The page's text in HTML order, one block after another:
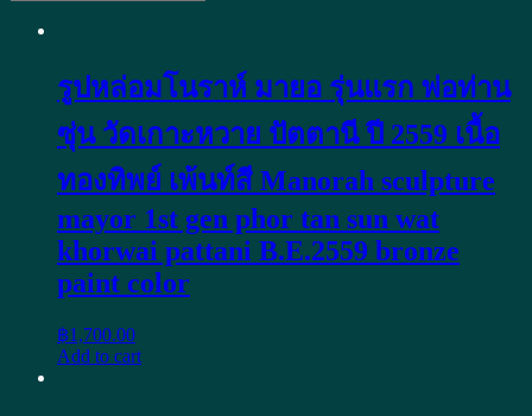
รูปหล่อมโนราห์ มายอ รุ่นแรก พ่อท่าน
ซุ่น วัดเกาะหวาย ปัตตานี ปี 2559 เนื้อ
ทองทิพย์ เพ้นท์สี Manorah sculpture
mayor 1st gen phor tan sun wat
khorwai pattani B.E.2559 bronze
paint color
฿1,700.00
Add to cart